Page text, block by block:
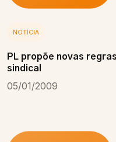
NOTÍCIA
PL propõe novas
sindical
05/01/2009